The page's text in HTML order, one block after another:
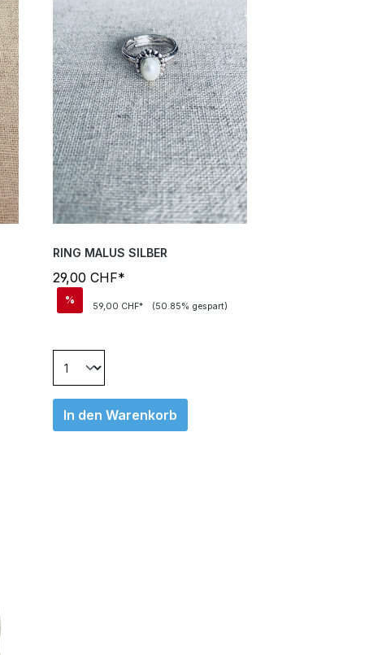
RING MALUS SILBER
29,00 CHF*
%
59,00 CHF* (50.85% gespart)
In den Warenkorb